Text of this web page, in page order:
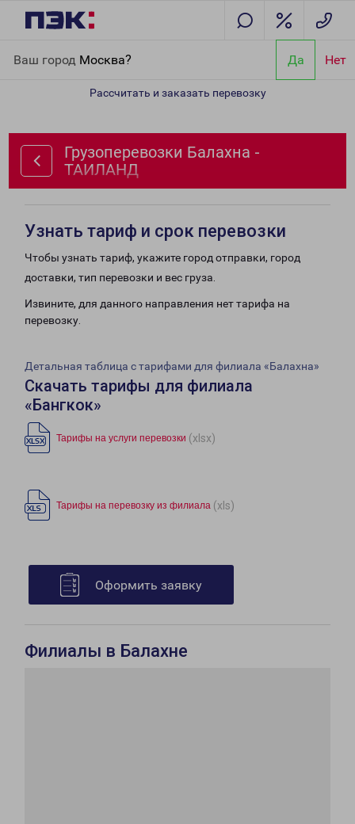
Ваш город Москва? Да Нет
Рассчитать и заказать перевозку
Грузоперевозки Балахна -
ТАИЛАНД
Узнать тариф и срок перевозки
Чтобы узнать тариф, укажите город отправки, город
доставки, тип перевозки и вес груза.
Извините, для данного направления нет тарифа на
перевозку.
Детальная таблица с тарифами для филиала «Балахна»
Скачать тарифы для филиала
«Бангкок»
Тарифы на услуги перевозки (xlsx)
Тарифы на перевозку из филиала (xls)
Оформить заявку
Филиалы в Балахне